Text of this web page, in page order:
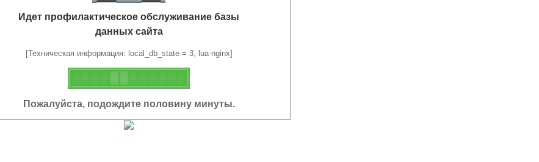
Идет профилактическое обслуживание базы
данных сайта
[Техническая информация: local_db_state = 3, lua-nginx]
Пожалуйста, подождите половину минуты.